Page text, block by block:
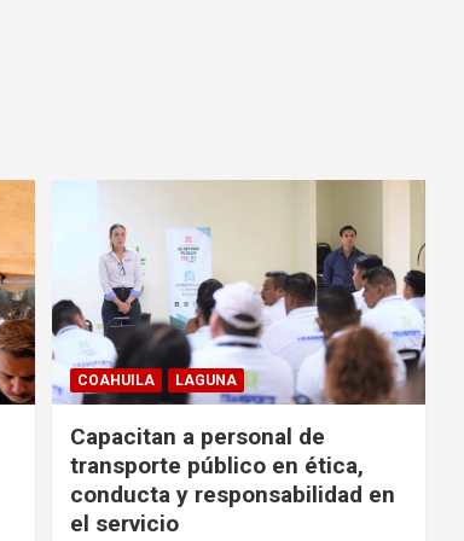
COAHUILA LAGUNA
Capacitan a personal de
transporte público en ética,
conducta y responsabilidad en
el servicio